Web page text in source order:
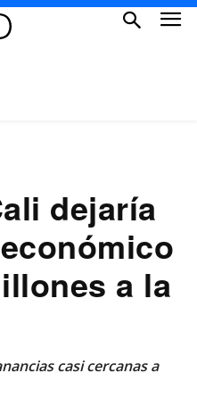
dejaría
a la
casi cercanas a